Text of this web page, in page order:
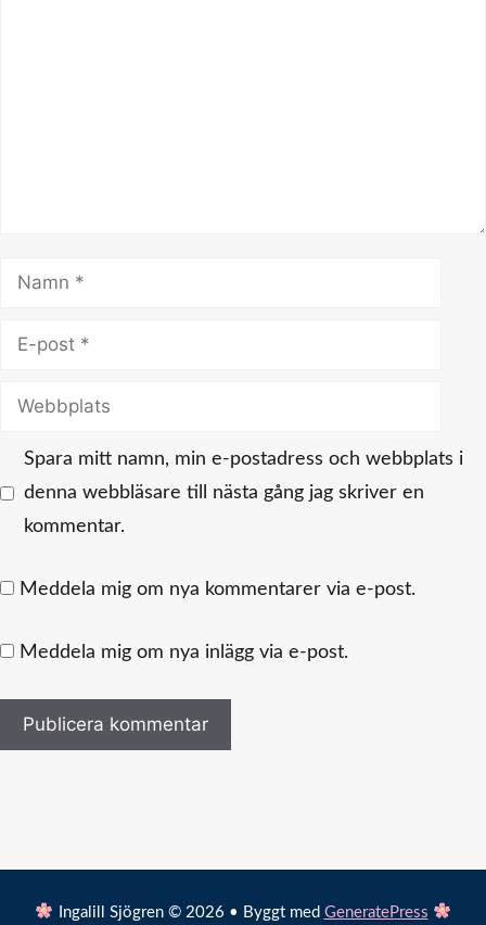
Namn
Webbplats
Spara mitt namn, min e-postadress och webbplats i
denna webbläsare till nästa gång jag skriver en
kommentar.
Meddela mig om nya kommentarer via e-post.
Meddela mig om nya inlägg via e-post.
Ingalill Sjögren © 2026 • Byggt med GeneratePress